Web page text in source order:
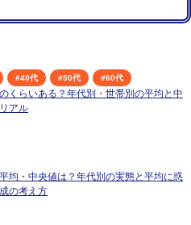
#40代 #50代 #60代
くらいある？年代別・世帯別の平均と中
アル
均・中央値は？年代別の実態と平均に惑
の考え方